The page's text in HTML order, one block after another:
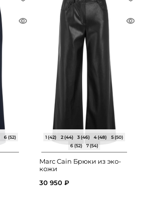
6 (52)
1 (42) 2 (44) 3 (46) 4 (48)
5 (50)
6 (52)
7 (54)
Marc Cain Брюки из эко-
кожи
30 950 ₽